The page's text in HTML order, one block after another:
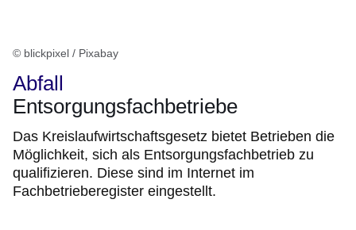
© blickpixel / Pixabay
Abfall
Entsorgungsfachbetriebe
Das Kreislaufwirtschaftsgesetz bietet Betrieben die
Möglichkeit, sich als Entsorgungsfachbetrieb zu
qualifizieren. Diese sind im Internet im
Fachbetrieberegister eingestellt.